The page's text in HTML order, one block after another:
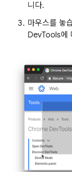
니다.
마우스를 놓
DevTools에